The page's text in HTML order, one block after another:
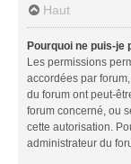
Haut
Pourquoi ne puis-je
Les permissions
accordées par
du forum ont peut-
forum concerné, ou
cette autorisation.
administrateur du